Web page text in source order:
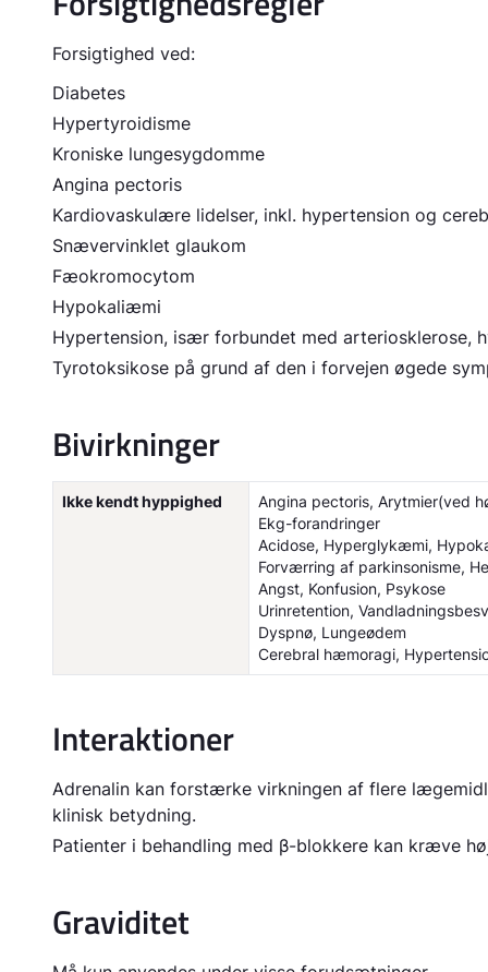
Forsigtighed ved:
Diabetes
Hypertyroidisme
Kroniske lungesygdomme
Angina pectoris
Kardiovaskulære lidelser, inkl. hypertension og
Snævervinklet glaukom
Fæokromocytom
Hypokaliæmi
Hypertension, især forbundet med arteriosklerose,
Tyrotoksikose på grund af den i forvejen øgede
Bivirkninger
Ikke kendt hyppighed
Angina pectoris, Arytmier(ved
Ekg-forandringer
Acidose, Hyperglykæmi,
Forværring af parkinsonisme,
Angst, Konfusion, Psykose
Urinretention,
Dyspnø, Lungeødem
Cerebral hæmoragi,
Interaktioner
Adrenalin kan forstærke virkningen af flere
klinisk betydning.
Patienter i behandling med β-blokkere kan kræve
Graviditet